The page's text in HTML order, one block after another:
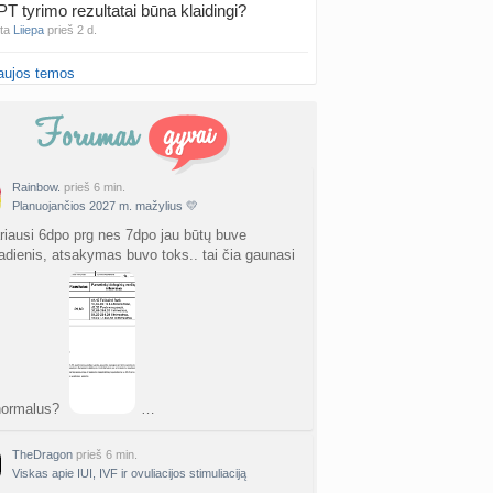
tyrimo rezultatai būna klaidingi?
Liiepa prieš 2 d.
Vasario mėnesio mažyliai
Šiauliuose (2)
valymas
siksnyteee prieš 2 d.
Šklėrius
prieš 2 d.
AgnieskaAdele prieš 2 d.
Jonas
mokyklos
temos
Rainbow. prieš 6 min.
Planuojančios 2027 m. mažylius 💛
6dpo prg nes 7dpo jau būtų buve
atsakymas buvo toks.. tai čia gaunasi
…
TheDragon prieš 6 min.
Viskas apie IUI, IVF ir ovuliacijos stimuliaciją